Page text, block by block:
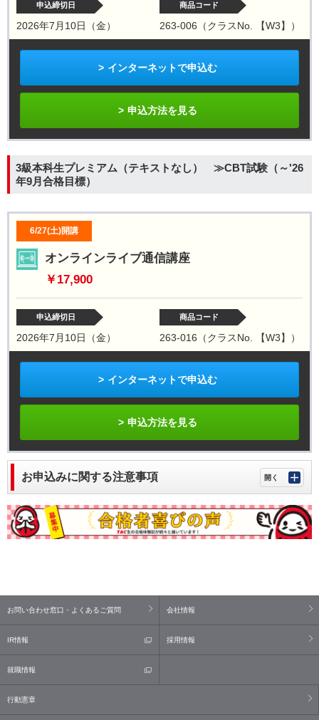
申込締切日
2026年7月10日（金）
商品コード
263-006（クラスNo. 【W3】）
インターネットで申込む
申込方法を見る
3級本科生プレミアム（テキストなし） ≫CBT試験（～'26
年9月合格目標）
6/27(土)開講
オンラインライブ通信講座
￥17,900
申込締切日
2026年7月10日（金）
商品コード
263-016（クラスNo. 【W3】）
インターネットで申込む
申込方法を見る
お申込みに関する注意事項
お問い合わせ窓口・よくあるご質問 会社情報
IR情報 採用情報
就職情報
行動憲章